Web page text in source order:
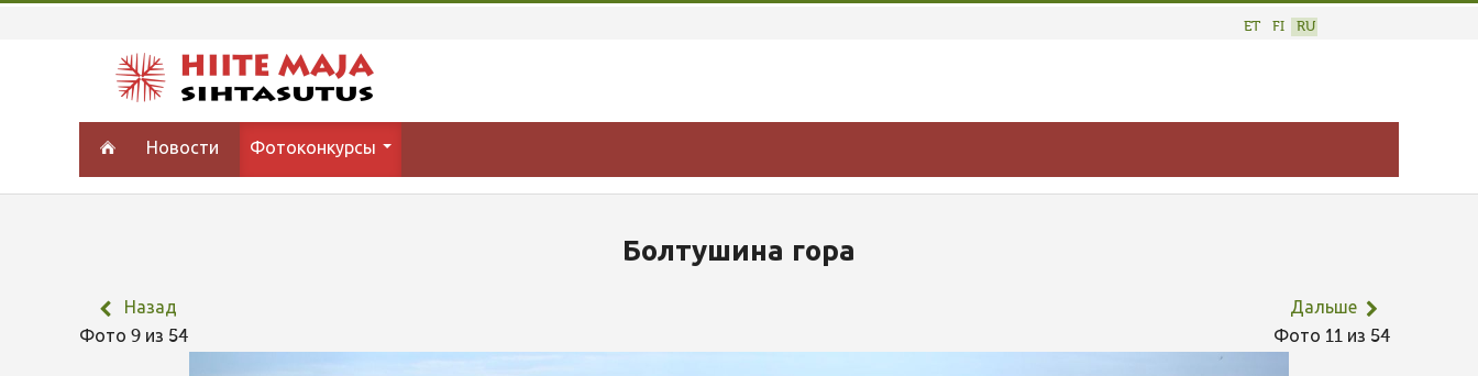
ET FI RU
Новости Фотоконкурсы
Болтушина гора
Назад
Фото 9 из 54
Дальше
Фото 11 из 54